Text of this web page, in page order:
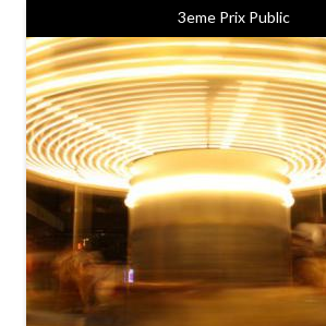
3eme Prix Public